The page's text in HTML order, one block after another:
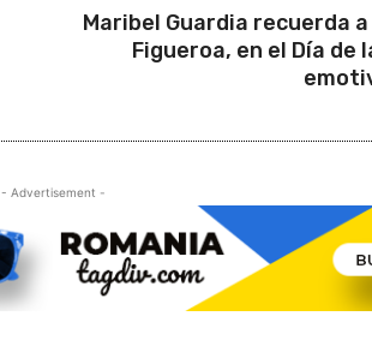
Maribel Guardia recuerda
Figueroa, en el Día de
- Advertisement -